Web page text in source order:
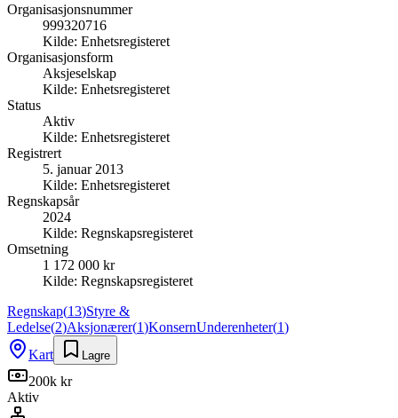
Organisasjonsnummer
999320716
Kilde: Enhetsregisteret
Organisasjonsform
Aksjeselskap
Kilde: Enhetsregisteret
Status
Aktiv
Kilde: Enhetsregisteret
Registrert
5. januar 2013
Kilde: Enhetsregisteret
Regnskapsår
2024
Kilde: Regnskapsregisteret
Omsetning
1 172 000 kr
Kilde: Regnskapsregisteret
Regnskap(13)Styre &
Ledelse(2)Aksjonærer(1)KonsernUnderenheter(1)
Kart
Lagre
200k kr
Aktiv